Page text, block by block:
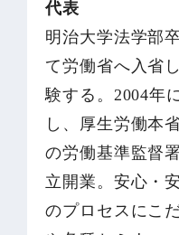
代表
明治大学法学部
て労働省へ入省
験する。2004年
し、厚生労働本
の労働基準監督
立開業。安心・
のプロセスにこ